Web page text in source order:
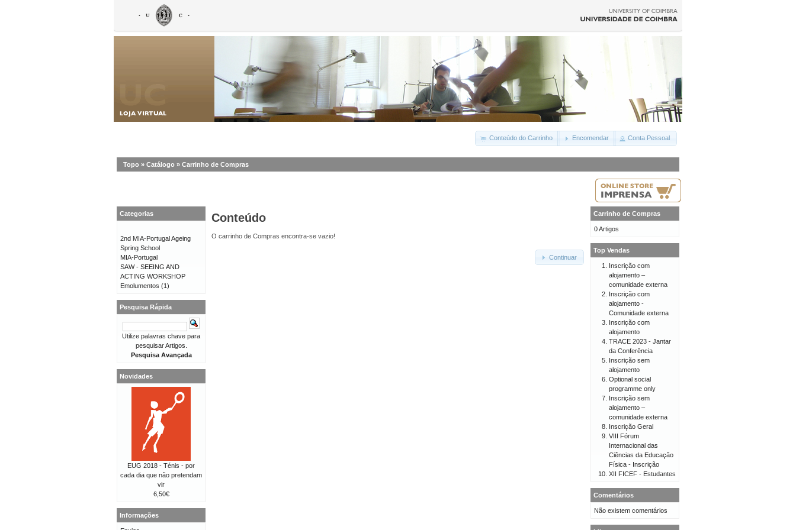
Conteúdo do Carrinho Encomendar Conta Pessoal
Topo » Catálogo » Carrinho de Compras
Conteúdo
O carrinho de Compras encontra-se vazio!
Continuar
Categorias
2nd MIA-Portugal Ageing
Spring School
MIA-Portugal
SAW - SEEING AND
ACTING WORKSHOP
Emolumentos (1)
Pesquisa Rápida
Utilize palavras chave para
pesquisar Artigos.
Pesquisa Avançada
Novidades
EUG 2018 - Ténis - por
cada dia que não pretendam
vir
6,50€
Informações
Carrinho de Compras
0 Artigos
Top Vendas
Inscrição com
alojamento –
comunidade externa
Inscrição com
alojamento -
Comunidade externa
Inscrição com
alojamento
TRACE 2023 - Jantar
da Conferência
Inscrição sem
alojamento
Optional social
programme only
Inscrição sem
alojamento –
comunidade externa
Inscrição Geral
VIII Fórum
Internacional das
Ciências da Educação
Física - Inscrição
XII FICEF - Estudantes
Comentários
Não existem comentários